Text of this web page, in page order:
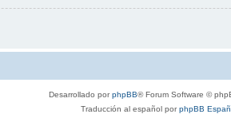
Desarrollado porphpBB® Forum Software ©
Traducción al español porphpBB